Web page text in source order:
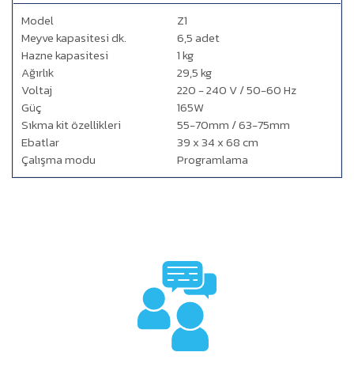
Model
Z1
Meyve kapasitesi dk.
6,5 adet
Hazne kapasitesi
1 kg
Ağırlık
29,5 kg
Voltaj
220 - 240 V / 50-60 Hz
Güç
165W
Sıkma kit özellikleri
55-70mm / 63-75mm
Ebatlar
39 x 34 x 68 cm
Çalışma modu
Programlama